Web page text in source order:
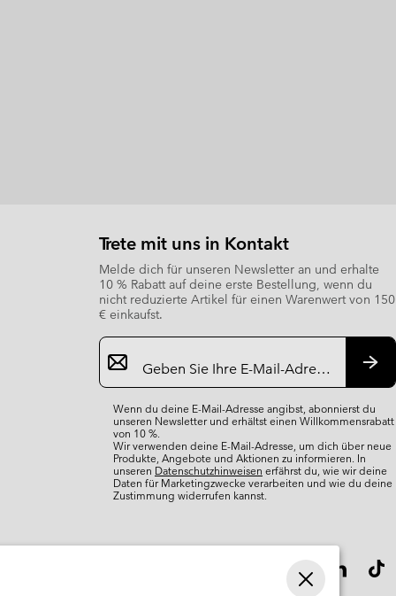
Trete mit uns in Kontakt
Melde dich für unseren Newsletter an und erhalte
10 % Rabatt auf deine erste Bestellung, wenn du
nicht reduzierte Artikel für einen Warenwert von 150
€ einkaufst.
Newsletter-
Anmeldung
Wenn du deine E-Mail-Adresse angibst, abonnierst du
unseren Newsletter und erhältst einen Willkommensrabatt
von 10 %.
Wir verwenden deine E-Mail-Adresse, um dich über neue
Produkte, Angebote und Aktionen zu informieren. In
unseren Datenschutzhinweisen erfährst du, wie wir deine
Daten für Marketingzwecke verarbeiten und wie du deine
Zustimmung widerrufen kannst.